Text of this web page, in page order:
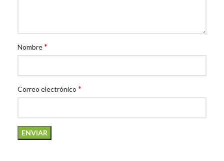
Nombre*
Correo electrónico *